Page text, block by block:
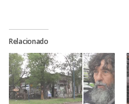
Relacionado